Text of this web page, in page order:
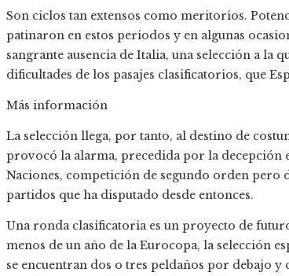
Son ciclos tan extensos como meritorios.
patinaron en estos periodos y en algunas
sangrante ausencia de Italia, una selección a la
dificultades de los pasajes clasificatorios, que
Más información
La selección llega, por tanto, al destino de
provocó la alarma, precedida por la decepción
Naciones, competición de segundo orden pero
partidos que ha disputado desde entonces.
Una ronda clasificatoria es un proyecto de
menos de un año de la Eurocopa, la selección
se encuentran dos o tres peldaños por debajo